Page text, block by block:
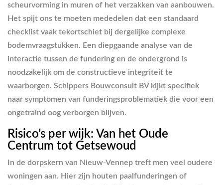
scheurvorming in muren of het verzakken van aanbouwen.
Het spijt ons te moeten mededelen dat een standaard
checklist vaak tekortschiet bij dergelijke complexe
bodemvraagstukken. Een diepgaande analyse van de
interactie tussen de fundering en de ondergrond is
noodzakelijk om de constructieve integriteit te
waarborgen. Schippers Bouwconsult BV kijkt specifiek
naar symptomen van funderingsproblematiek die voor een
ongetraind oog verborgen blijven.
Risico’s per wijk: Van het Oude
Centrum tot Getsewoud
In de dorpskern van Nieuw-Vennep treft men veel oudere
woningen aan. Hier zijn houten paalfunderingen of